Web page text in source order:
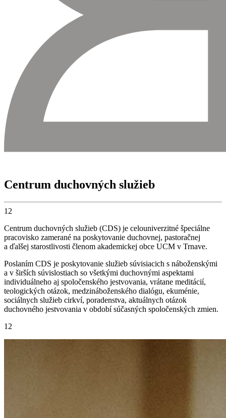
Centrum duchovných služieb
12
Centrum duchovných služieb (CDS) je celouniverzitné špeciálne
pracovisko zamerané na poskytovanie duchovnej, pastoračnej
a ďalšej starostlivosti členom akademickej obce UCM v Trnave.
Poslaním CDS je poskytovanie služieb súvisiacich s náboženskými
a v širších súvislostiach so všetkými duchovnými aspektami
individuálneho aj spoločenského jestvovania, vrátane meditácií,
teologických otázok, medzináboženského dialógu, ekuménie,
sociálnych služieb cirkví, poradenstva, aktuálnych otázok
duchovného jestvovania v období súčasných spoločenských zmien.
12